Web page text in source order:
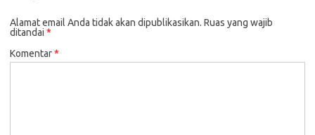
Alamat email Anda tidak akan dipublikasikan. Ruas yang wajib
ditandai *
Komentar*